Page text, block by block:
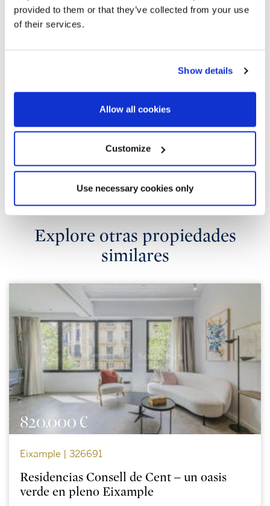
provided to them or that they’ve collected from your use
of their services.
Show details
Allow all cookies
Customize
Use necessary cookies only
Explore otras propiedades
similares
820.000 €
Eixample | 326691
Residencias Consell de Cent – un oasis
verde en pleno Eixample